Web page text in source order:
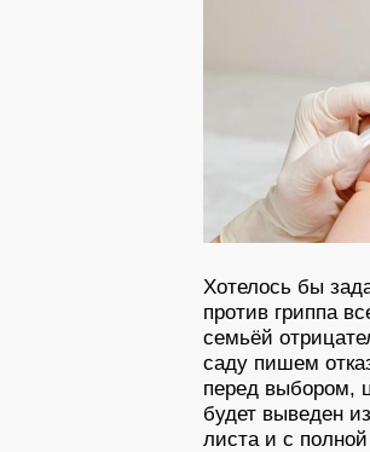
Хотелось бы
против гриппа
семьёй
саду пишем
перед выбором,
будет выведен
листа и с